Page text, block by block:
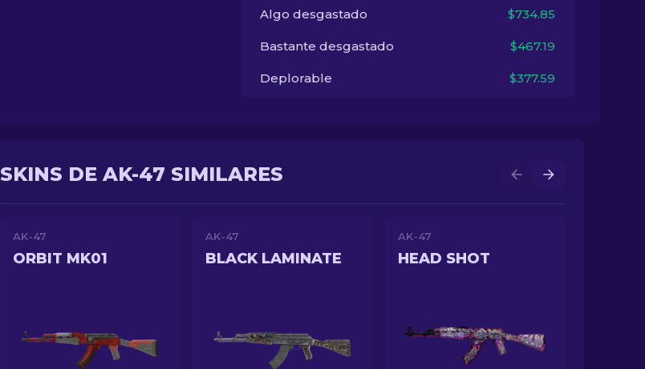
Algo desgastado $734.85
Bastante desgastado $467.19
Deplorable $377.59
SKINS DE AK-47 SIMILARES
AK-47
ORBIT MK01
AK-47
BLACK LAMINATE
AK-47
HEAD SHOT